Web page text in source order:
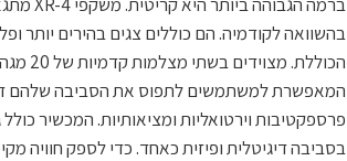
בהשוואה לקודמיה. הם כוללים צגים בהירים יותר
המאפשרת למשתמשים לתפוס את הסביבה שלהם